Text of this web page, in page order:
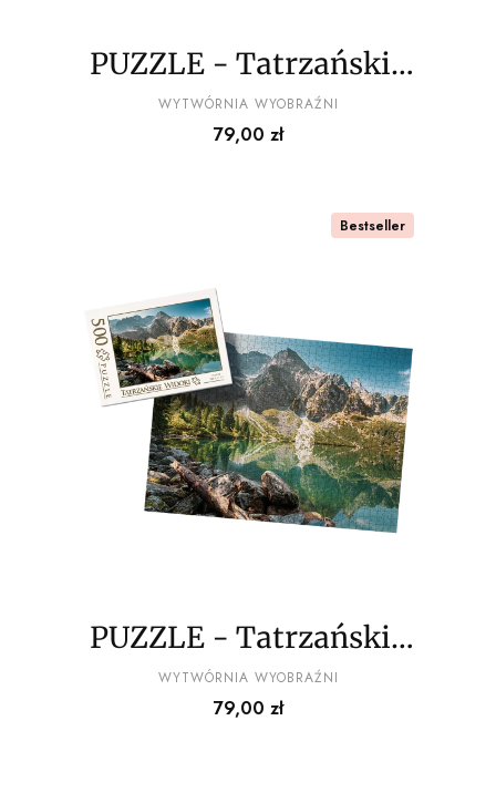
PUZZLE - Tatrzańskie
widoki wz4 - z
pudełkiem
PRODUCENT
WYTWÓRNIA WYOBRAŹNI
Cena
79,00 zł
Bestseller
PUZZLE - Tatrzańskie
widoki wz5 - z
pudełkiem
PRODUCENT
WYTWÓRNIA WYOBRAŹNI
Cena
79,00 zł